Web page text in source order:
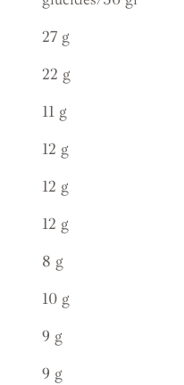
27 g
22 g
11 g
12 g
12 g
12 g
8 g
10 g
9 g
9 g